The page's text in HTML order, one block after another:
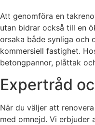
Att genomföra en
utan bidrar också till en
orsaka både synliga och
kommersiell fastighet.
betongpannor, plåttak
Expertråd
När du väljer att
med omnejd. Vi erbjuder